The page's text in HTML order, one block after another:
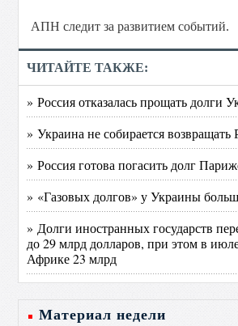
АПН следит за развитием событий.
ЧИТАЙТЕ ТАКЖЕ:
» Россия отказалась прощать долги
» Украина не собирается
» Россия готова погасить долг
» «Газовых долгов» у Украины
» Долги иностранных государств
до 29 млрд долларов, при этом в
Африке 23 млрд
Материал недели